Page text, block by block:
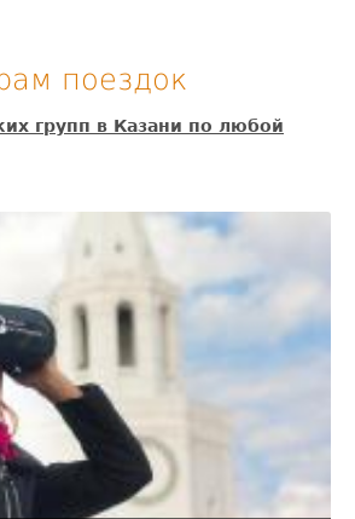
поездок
групп в Казани по любой